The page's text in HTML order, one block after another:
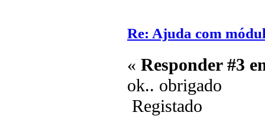
Re: Ajuda com
« Responder #3
ok.. obrigado
Registado